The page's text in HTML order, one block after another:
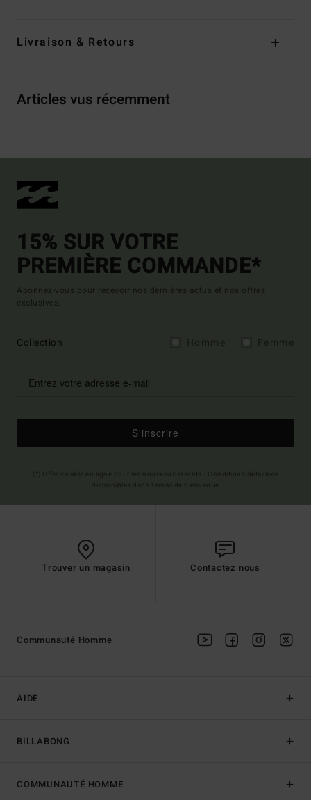
Livraison & Retours
Articles vus récemment
15% SUR VOTRE
PREMIÈRE COMMANDE*
Abonnez-vous pour recevoir nos dernières actus et nos offres
exclusives.
Collection
S'inscrire
Trouver un magasin Contactez nous
AIDE
BILLABONG
Communauté Homme
COMMUNAUTÉ HOMME